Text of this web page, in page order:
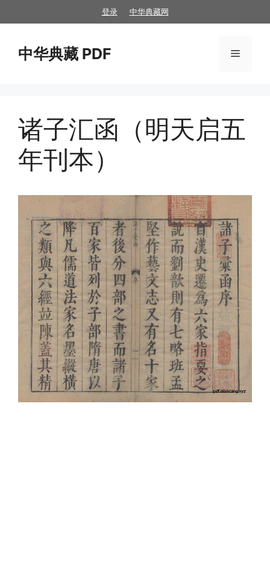
至
登录 中华典藏网
中华典藏 PDF 菜
诸子汇函（明天启五
年刊本）